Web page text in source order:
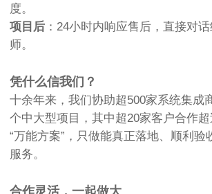
度。
项目后 ：24小时内响应售后，直接对
师。
凭什么信我们？
十余年来，我们协助超500家系统集成
个中大型项目，其中超20家客户合作
“万能方案”，只做能真正落地、顺利验
服务。